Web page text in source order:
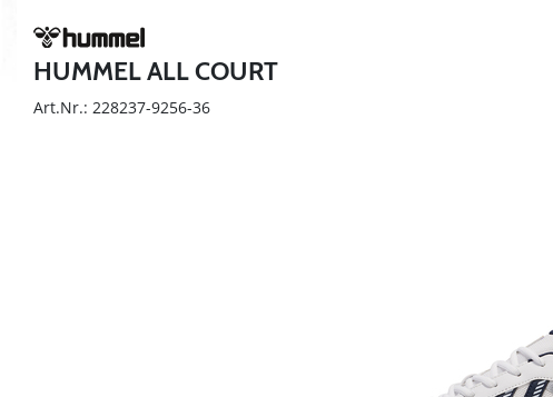
HUMMEL ALL COURT
Art.Nr.: 228237-9256-36